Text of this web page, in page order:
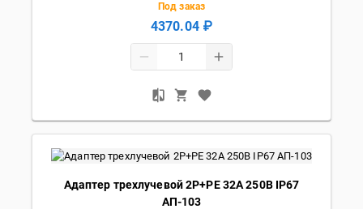
Под заказ
4370.04 ₽
Адаптер трехлучевой 2Р+РЕ 32А 250В IP67
АП-103